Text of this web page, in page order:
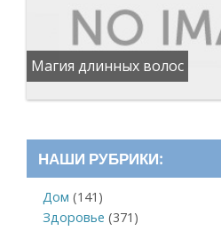
Магия длинных волос
НАШИ РУБРИКИ:
Дом (141)
Здоровье (371)